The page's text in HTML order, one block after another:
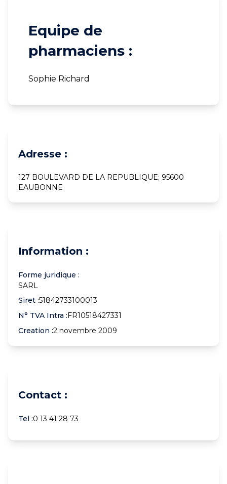
Equipe de
pharmaciens :
Sophie Richard
Adresse :
127 BOULEVARD DE LA REPUBLIQUE; 95600
EAUBONNE
Information :
Forme juridique :
SARL
Siret :51842733100013
N° TVA Intra :FR10518427331
Creation :2 novembre 2009
Contact :
Tel :0 13 41 28 73